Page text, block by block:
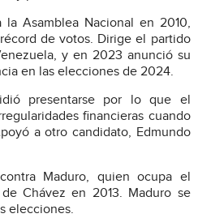
la Asamblea Nacional en 2010,
de votos. Dirige el partido
y en 2023 anunció su
en las elecciones de 2024.
presentarse por lo que el
financieras cuando
a otro candidato, Edmundo
Maduro, quien ocupa el
Chávez en 2013. Maduro se
elecciones.